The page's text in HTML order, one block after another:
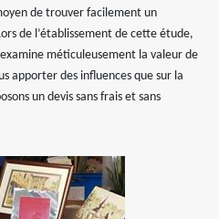
de trouver facilement un
de l’établissement de cette étude,
méticuleusement la valeur de
apporter des influences que sur la
un devis sans frais et sans